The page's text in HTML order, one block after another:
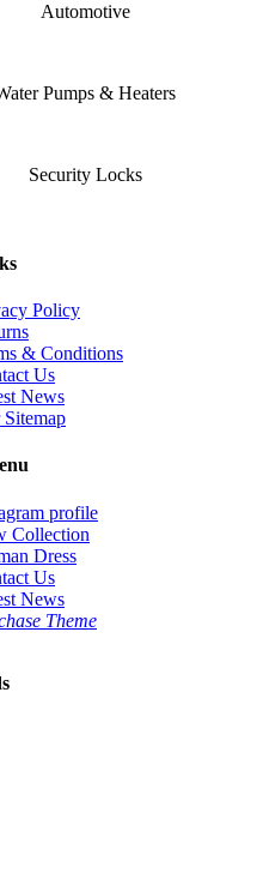
Automotive
Pumps & Heaters
Security Locks
Policy
& Conditions
Us
News
profile
Collection
Dress
Us
News
Theme